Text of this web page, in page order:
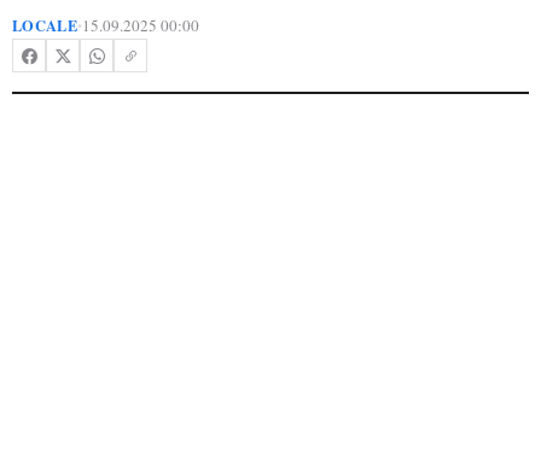
LOCALE•15.09.2025 00:00